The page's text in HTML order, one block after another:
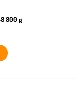
800 g